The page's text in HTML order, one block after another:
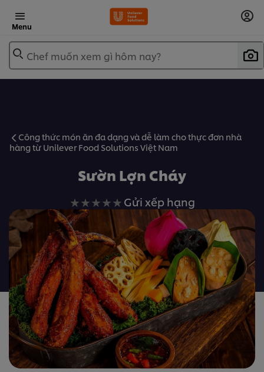
Menu
Chef muốn xem gì hôm nay?
Công thức món ăn đa dạng và dễ làm cho thực đơn nhà
hàng từ Unilever Food Solutions Việt Nam
Sườn Lợn Cháy
Không
có
xếp
hạng
nào
được
gửi
cho
recipe
này
Gửi xếp hạng